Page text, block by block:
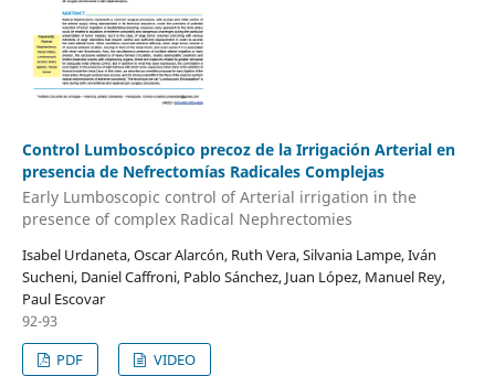
Control Lumboscópico precoz de la Irrigación Arterial en
presencia de Nefrectomías Radicales Complejas
Early Lumboscopic control of Arterial irrigation in the
presence of complex Radical Nephrectomies
Isabel Urdaneta, Oscar Alarcón, Ruth Vera, Silvania Lampe, Iván
Sucheni, Daniel Caffroni, Pablo Sánchez, Juan López, Manuel Rey,
Paul Escovar
92-93
PDF
VIDEO